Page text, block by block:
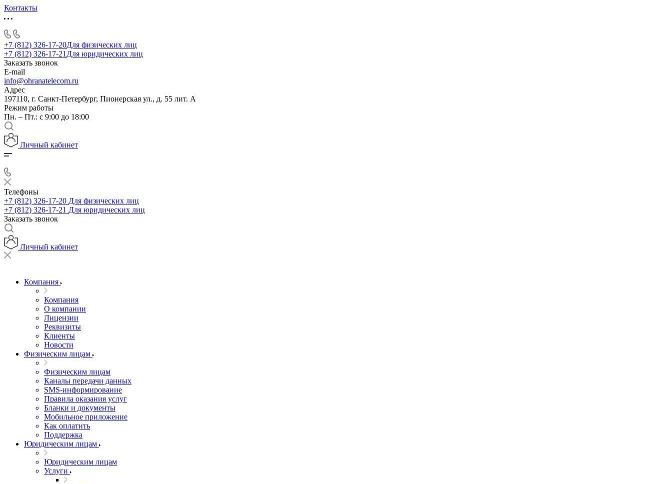
Контакты
+7 (812) 326-17-20Для физических лиц
+7 (812) 326-17-21 Для юридических лиц
Заказать звонок
E-mail
info@ohranatelecom.ru
Адрес
197110, г. Санкт-Петербург, Пионерская ул., д. 55 лит. А
Режим работы
Пн. – Пт.: с 9:00 до 18:00
Личный кабинет
Телефоны
+7 (812) 326-17-20 Для физических лиц
+7 (812) 326-17-21 Для юридических лиц
Заказать звонок
Личный кабинет
Компания
Компания
О компании
Лицензии
Реквизиты
Клиенты
Новости
Физическим лицам
Физическим лицам
Каналы передачи данных
SMS-информирование
Правила оказания услуг
Бланки и документы
Мобильное приложение
Как оплатить
Поддержка
Юридическим лицам
Юридическим лицам
Услуги